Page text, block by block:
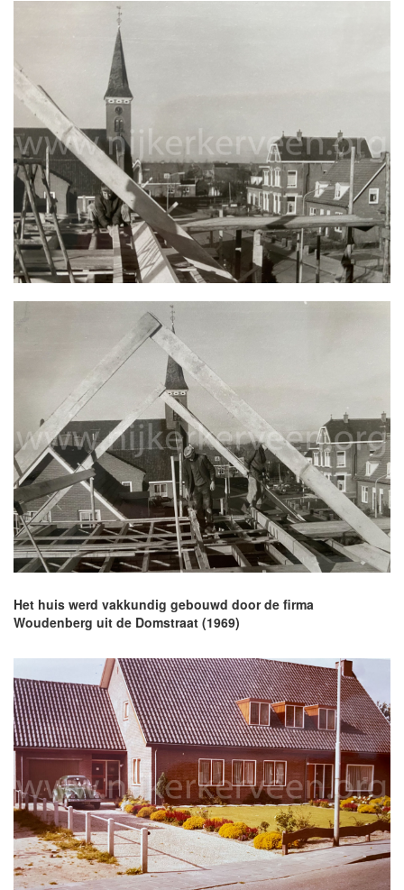
Het huis werd vakkundig gebouwd door de firma
Woudenberg uit de Domstraat (1969)